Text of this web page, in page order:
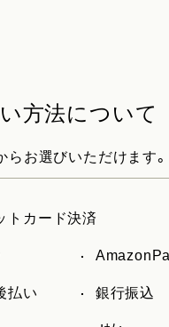
方法について
らお選びいただけます。
トカード決済
払い 銀行振込